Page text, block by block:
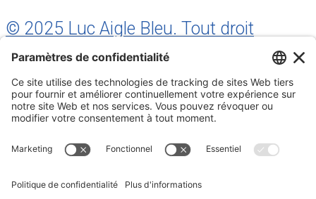
© 2025 Luc Aigle Bleu. Tout droit
réservé.
S'inscrire à mon Infolettre